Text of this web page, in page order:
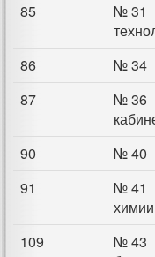
85
№ 31
86 № 34
87
№ 36
90 № 40
91
№ 41
химии
109
№ 43